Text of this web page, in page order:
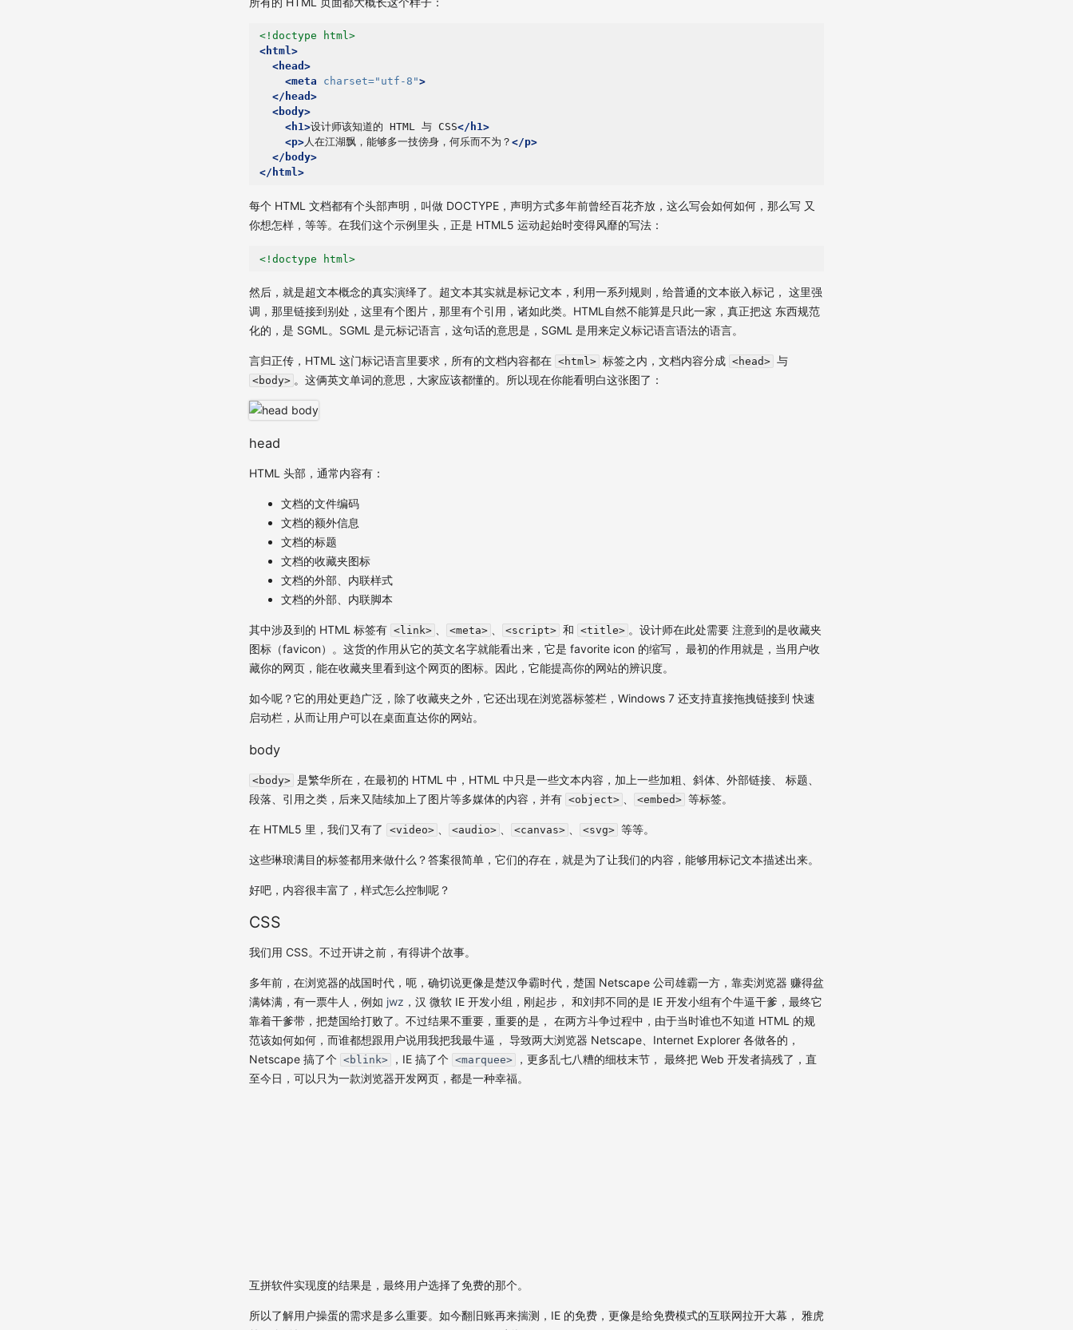
<!doctype html>
<html>
<head>
<meta
charset="utf-8">
</head>
<body>
<h1>设计师该知道的 HTML 与 CSS</h1>
<p>人在江湖飘，能够多一技傍身，何乐而不为？</p>
</body>
</html>
每个 HTML 文档都有个头部声明，叫做 DOCTYPE，声明方式多年前曾经百花齐放，这么写会如何如何，那么写 又
你想怎样，等等。在我们这个示例里头，正是 HTML5 运动起始时变得风靡的写法：
<!doctype html>
然后，就是超文本概念的真实演绎了。超文本其实就是标记文本，利用一系列规则，给普通的文本嵌入标记， 这里强
调，那里链接到别处，这里有个图片，那里有个引用，诸如此类。HTML自然不能算是只此一家，真正把这 东西规范
化的，是 SGML。SGML 是元标记语言，这句话的意思是，SGML 是用来定义标记语言语法的语言。
言归正传，HTML 这门标记语言里要求，所有的文档内容都在 <html> 标签之内，文档内容分成 <head> 与
<body> 。这俩英文单词的意思，大家应该都懂的。所以现在你能看明白这张图了：
head
HTML 头部，通常内容有：
文档的文件编码
文档的额外信息
文档的标题
文档的收藏夹图标
文档的外部、内联样式
文档的外部、内联脚本
其中涉及到的 HTML 标签有 <link> <meta> <script> 和 <title> 。设计师在此处需要 注意到的是收藏夹
图标（favicon）。这货的作用从它的英文名字就能看出来，它是 favorite icon 的缩写， 最初的作用就是，当用户收
藏你的网页，能在收藏夹里看到这个网页的图标。因此，它能提高你的网站的辨识度。
如今呢？它的用处更趋广泛，除了收藏夹之外，它还出现在浏览器标签栏，Windows 7 还支持直接拖拽链接到 快速
启动栏，从而让用户可以在桌面直达你的网站。
body
<body> 是繁华所在，在最初的 HTML 中，HTML 中只是一些文本内容，加上一些加粗、斜体、外部链接、 标题、
段落、引用之类，后来又陆续加上了图片等多媒体的内容，并有 <object> <embed> 等标签。
在 HTML5 里，我们又有了 <video> <audio> <canvas> <svg> 等等。
这些琳琅满目的标签都用来做什么？答案很简单，它们的存在，就是为了让我们的内容，能够用标记文本描述出来。
好吧，内容很丰富了，样式怎么控制呢？
CSS
我们用 CSS。不过开讲之前，有得讲个故事。
多年前，在浏览器的战国时代，呃，确切说更像是楚汉争霸时代，楚国 Netscape 公司雄霸一方，靠卖浏览器 赚得盆
满钵满，有一票牛人，例如 jwz ，汉 微软 IE 开发小组，刚起步， 和刘邦不同的是 IE 开发小组有个牛逼干爹，最终它
靠着干爹带，把楚国给打败了。不过结果不重要，重要的是， 在两方斗争过程中，由于当时谁也不知道 HTML 的规
范该如何如何，而谁都想跟用户说用我把我最牛逼， 导致两大浏览器 Netscape、Internet Explorer 各做各的，
Netscape 搞了个 <blink> ，IE 搞了个 <marquee>
，更多乱七八糟的细枝末节， 最终把 Web 开发者搞残了，直
至今日，可以只为一款浏览器开发网页，都是一种幸福。
互拼软件实现度的结果是，最终用户选择了免费的那个。
所以了解用户操蛋的需求是多么重要。如今翻旧账再来揣测，IE 的免费，更像是给免费模式的互联网拉开大幕， 雅虎